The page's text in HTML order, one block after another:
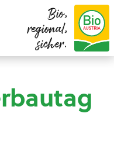
Bio,
regional,
sicher.